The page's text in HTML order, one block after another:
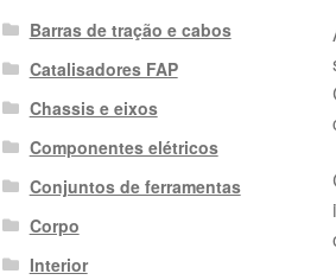
Barras de tração e cabos
Catalisadores FAP
Chassis e eixos
Componentes elétricos
Conjuntos de ferramentas
Corpo
Interior